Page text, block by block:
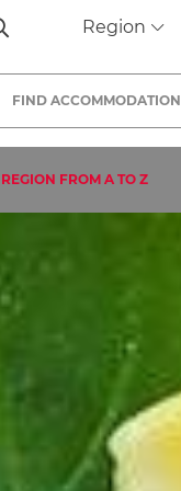
Region
PAGE)
FROM A TO Z
FINDACCOMMODATION